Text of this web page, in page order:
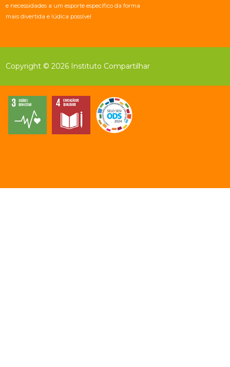
e necessidades a um esporte específico da forma
mais divertida e lúdica possível
Copyright © 2026 Instituto Compartilhar